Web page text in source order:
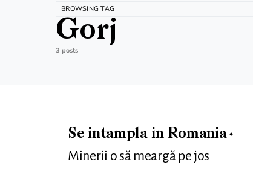
BROWSING TAG
Gorj
3 posts
Se intampla in Romania
Minerii o să meargă pe jos